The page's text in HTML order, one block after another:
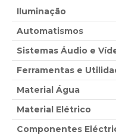
Iluminação
Automatismos
Sistemas Áudio e
Ferramentas e
Material Água
Material Elétrico
Componentes